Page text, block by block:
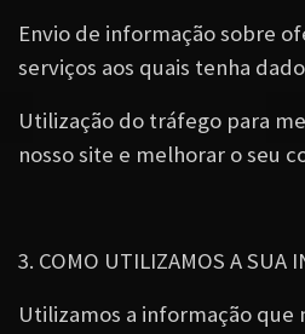
Envio de informação sobre
serviços aos quais tenha
Utilização do tráfego para
nosso site e melhorar o seu
3. COMO UTILIZAMOS A SUA
Utilizamos a informação que